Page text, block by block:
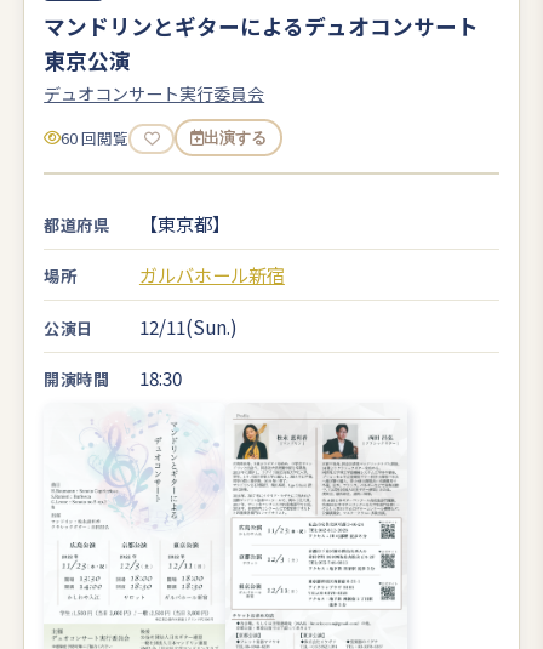
マンドリンとギターによるデュオコンサート
東京公演
デュオコンサート実行委員会
60 回閲覧 出演する
都道府県 【東京都】
場所 ガルバホール新宿
公演日 12/11(Sun.)
開演時間 18:30